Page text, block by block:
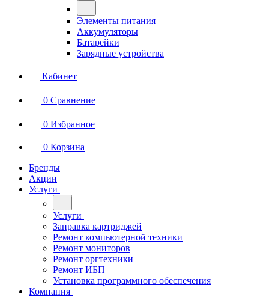
Элементы питания
Аккумуляторы
Батарейки
Зарядные устройства
Кабинет
0 Сравнение
0 Избранное
0 Корзина
Бренды
Акции
Услуги
Услуги
Заправка картриджей
Ремонт компьютерной техники
Ремонт мониторов
Ремонт оргтехники
Ремонт ИБП
Установка программного обеспечения
Компания